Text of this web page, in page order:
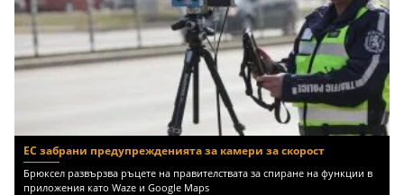
ЕС забрани предупрежденията за камери за скорост
Брюксел развързва ръцете на правителствата за спиране на функции в
приложения като Waze и Google Maps